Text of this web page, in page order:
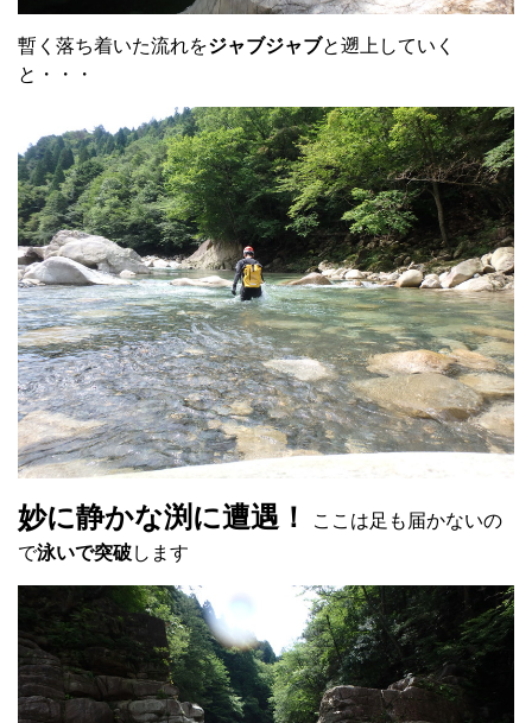
暫く落ち着いた流れをジャブジャブと遡上していく
と・・・
妙に静かな渕に遭遇！
ここは足も届かないの
で泳いで突破します